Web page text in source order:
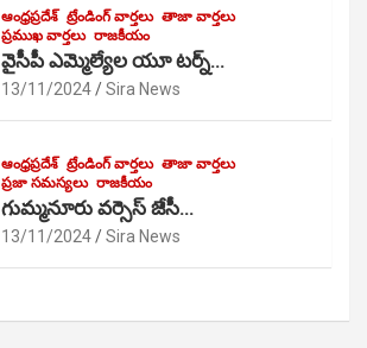
ఆంధ్రప్రదేశ్ ట్రేండింగ్ వార్తలు తాజా వార్తలు
ప్రముఖ వార్తలు రాజకీయం
వైసీపీ ఎమ్మెల్యేల యూ టర్న్…
13/11/2024 Sira News
ఆంధ్రప్రదేశ్ ట్రేండింగ్ వార్తలు తాజా వార్తలు
ప్రజా సమస్యలు రాజకీయం
గుమ్మనూరు వర్సెస్ జేసీ…
13/11/2024 Sira News